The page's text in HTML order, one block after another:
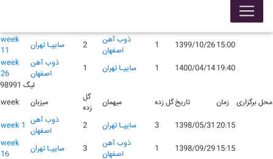
محل برگزاری
week
11
سايپـا تهران 2
ذوب آهن
اصفهان
1 1399/10/2615:00
week
26
ذوب آهن
اصفهان
1 سايپـا تهران 1 1400/04/1419:40
لیگ 98991
week
میزبان
گل
زده
میهمان گل زدهتاریخ زمان
محل برگزاری
week 1 ذوب آهن
اصفهان
2 سايپـا تهران 3 1398/05/31 20:15
week
16
سايپـا تهران 3
ذوب آهن
اصفهان
1 1398/09/2915:15